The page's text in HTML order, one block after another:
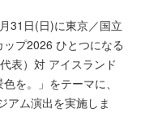
31日(日)に東京／国立
プ2026 ひとつになる
表）対 アイスランド
を。」をテーマに、
アム演出を実施しま